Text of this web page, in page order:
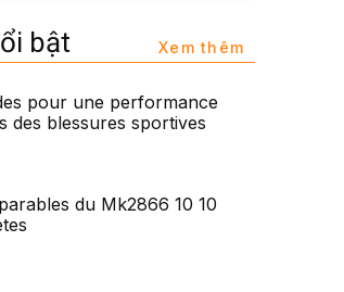
bật Xem thêm
pour une performance
des blessures sportives
du Mk2866 10 10